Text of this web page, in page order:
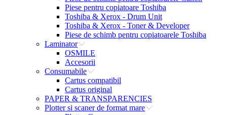
Piese pentru copiatoare Toshiba
Toshiba & Xerox - Drum Unit
Toshiba & Xerox - Toner & Developer
Piese de schimb pentru copiatoarele Toshiba
Laminator
OSMILE
Accesorii
Consumabile
Cartus compatibil
Cartus original
PAPER & TRANSPARENCIES
Plotter si scaner de format mare